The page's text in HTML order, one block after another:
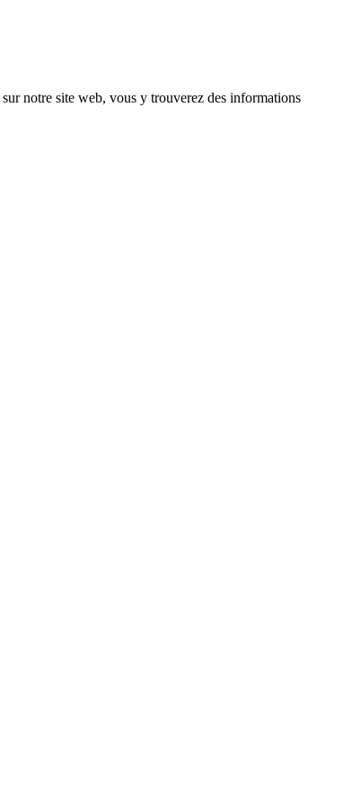
sur notre site web, vous y trouverez des informations